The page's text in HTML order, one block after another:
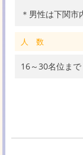
＊男性は下関市
人 数
16～30名位まで